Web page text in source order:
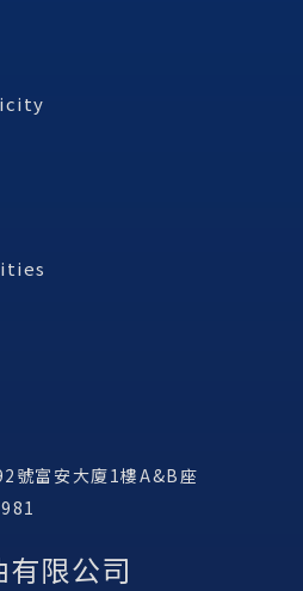
號富安大廈1樓A&B座
限公司